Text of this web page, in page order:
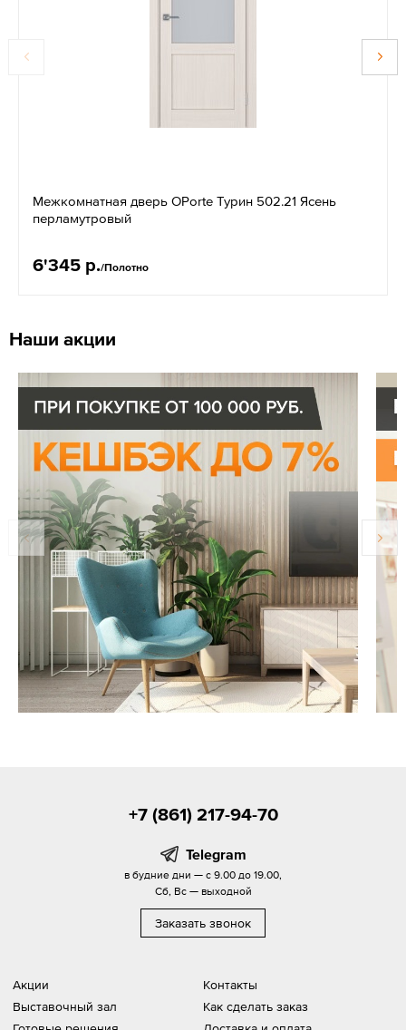
Межкомнатная дверь OPorte Турин 502.21 Ясень
перламутровый
6'345 р./Полотно
Наши акции
Акции
Выставочный зал
Контакты
Как сделать заказ
+7 (861) 217-94-70
Telegram
в будние дни — с 9.00 до 19.00,
Сб, Вс — выходной
Заказать звонок